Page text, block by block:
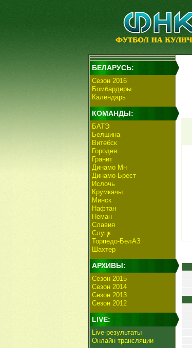
БЕЛАРУСЬ:
Сезон 2016
Бомбардиры
Календарь
КОМАНДЫ:
БАТЭ
Белшина
Витебск
Городея
Гранит
Динамо Мн
Динамо-Брест
Ислочь
Крумкачы
Минск
Нафтан
Неман
Славия
Слуцк
Торпедо-БелАЗ
Шахтер
АРХИВЫ:
Сезон 2015
Сезон 2014
Сезон 2013
Сезон 2012
LIVE:
Live-результаты
Онлайн трансляции